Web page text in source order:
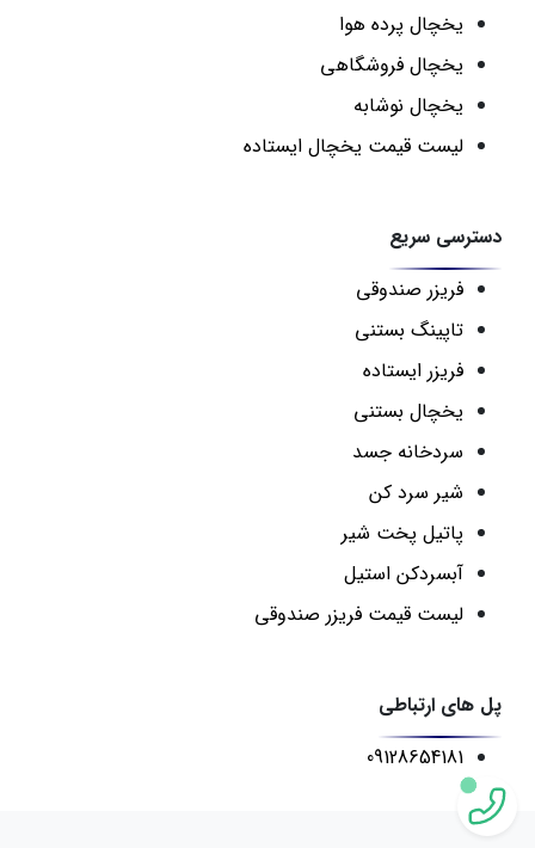
یخچال پرده هوا
یخچال فروشگاهی
یخچال نوشابه
لیست قیمت یخچال ایستاده
دسترسی سریع
فریزر صندوقی
تاپینگ بستنی
فریزر ایستاده
یخچال بستنی
سردخانه جسد
شیر سرد کن
پاتیل پخت شیر
آبسردکن استیل
لیست قیمت فریزر صندوقی
پل های ارتباطی
09128654181